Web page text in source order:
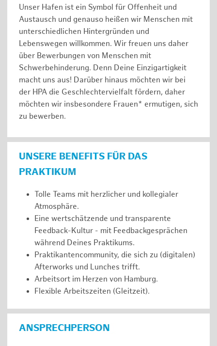
Unser Hafen ist ein Symbol für Offenheit und
Austausch und genauso heißen wir Menschen mit
unterschiedlichen Hintergründen und
Lebenswegen willkommen. Wir freuen uns daher
über Bewerbungen von Menschen mit
Schwerbehinderung. Denn Deine Einzigartigkeit
macht uns aus! Darüber hinaus möchten wir bei
der HPA die Geschlechtervielfalt fördern, daher
möchten wir insbesondere Frauen* ermutigen, sich
zu bewerben.
UNSERE BENEFITS FÜR DAS
PRAKTIKUM
Tolle Teams mit herzlicher und kollegialer
Atmosphäre.
Eine wertschätzende und transparente
Feedback-Kultur - mit Feedbackgesprächen
während Deines Praktikums.
Praktikantencommunity, die sich zu (digitalen)
Afterworks und Lunches trifft.
Arbeitsort im Herzen von Hamburg.
Flexible Arbeitszeiten (Gleitzeit).
ANSPRECHPERSON